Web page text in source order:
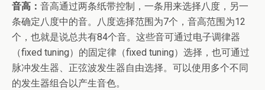
音高： 音高通过两条纸带控制，一条用来选择八度，另一
条确定八度中的音。八度选择范围为7个，音高范围为12
个，也就是说总共有84个音。这些音可通过电子调律器
（fixed tuning）的固定律（fixed tuning）选择，也可通过
脉冲发生器、正弦波发生器自由选择。可以使用多个不同
的发生器组合以产生音色。